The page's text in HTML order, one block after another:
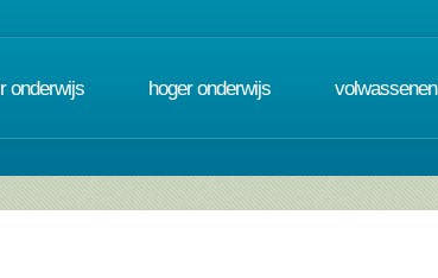
onderwijs hoger onderwijs volwassenen